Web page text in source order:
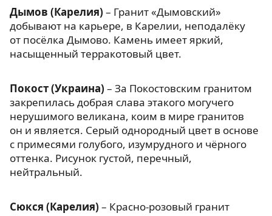
Дымов (Карелия) – Гранит «Дымовский»
добывают на карьере, в Карелии, неподалёку
от посёлка Дымово. Камень имеет яркий,
насыщенный терракотовый цвет.
Покост (Украина) – За Покостовским гранитом
закрепилась добрая слава этакого могучего
нерушимого великана, коим в мире гранитов
он и является. Серый однородный цвет в основе
с примесями голубого, изумрудного и чёрного
оттенка. Рисунок густой, перечный,
нейтральный.
Сюкся (Карелия) – Красно-розовый гранит